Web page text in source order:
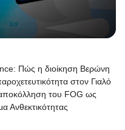
Πώς η διοίκηση Βερώνη
στον Γιαλό
του FOG ως
Ανθεκτικότητας